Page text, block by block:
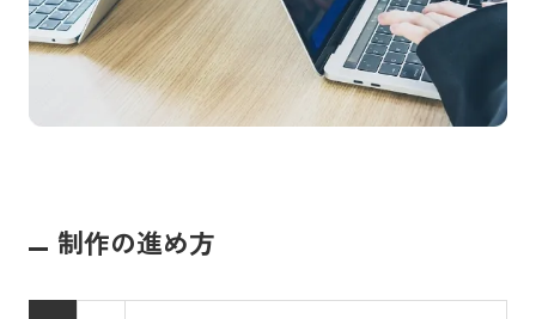
制作の進め方